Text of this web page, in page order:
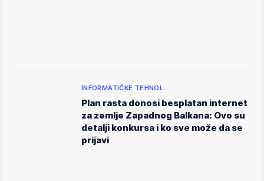
INFORMATIČKE TEHNOL…
Plan rasta donosi besplatan internet
za zemlje Zapadnog Balkana: Ovo su
detalji konkursa i ko sve može da se
prijavi